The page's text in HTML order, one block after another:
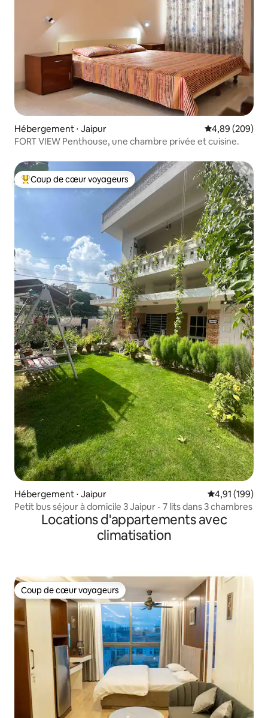
Hébergement ⋅ Jaipur Évaluation
4,89 (209)
FORT VIEW Penthouse, une chambre privée et cuisine.
Coups de cœur voyageurs les plus appréciés
Coup de cœur voyageurs
Hébergement ⋅ Jaipur Évaluation
4,91 (199)
Petit bus séjour à domicile 3 Jaipur - 7 lits dans 3 chambres
Locations d'appartements avec
climatisation
Coup de cœur voyageurs
Coup de cœur voyageurs